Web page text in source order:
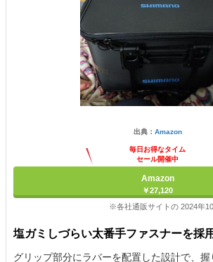
出典： Amazon
毎日お得なタイム
セール開催中
Amazon
￥27,120
※各社通販サイトの 2024年
塩ガミしづらい太番手ファスナーを採用
グリップ部分にラバーを配置した設計で、